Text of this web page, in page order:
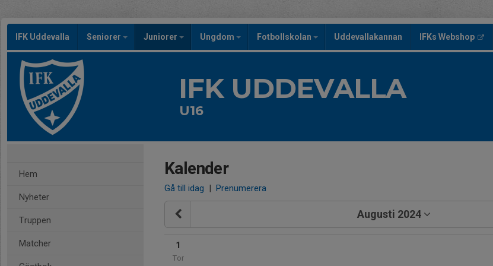
IFK Uddevalla Seniorer Juniorer Ungdom Fotbollskolan Uddevallakannan IFKs Webshop
IFK UDDEVALLA
U16
Hem
Nyheter
Truppen
Matcher
Kalender
Gå till idag | Prenumerera
Augusti 2024
1
Tor